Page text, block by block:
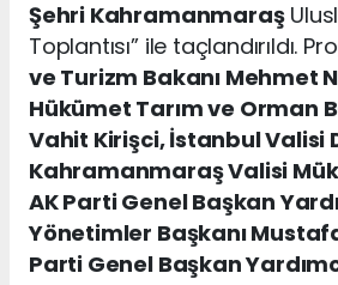
Şehri Kahramanmaraş
Toplantısı” ile taçlandırıldı.
ve Turizm Bakanı Mehmet
Hükümet Tarım ve Orman
Vahit Kirişci, İstanbul Valisi
Kahramanmaraş Valisi
AK Parti Genel Başkan
Yönetimler Başkanı
Parti Genel Başkan